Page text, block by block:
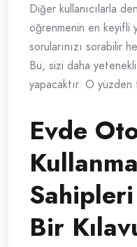
Diğer kullanıcılarla
öğrenmenin en keyifli
sorularınızı sorabilir
Bu, sizi daha yetenekli
yapacaktır. O yüzden
Evde
Bir